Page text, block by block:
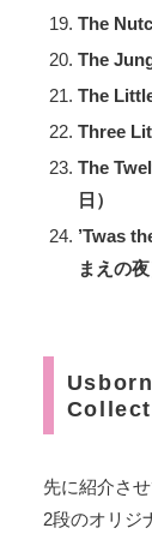
The
The
The
Three
The
日）
’Twas
まえの夜
先に紹介さ
2段のオリジ